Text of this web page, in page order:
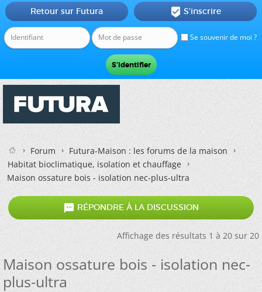
Se souvenir de moi ?
Retour sur Futura  S'inscrire
Forum
Futura-Maison : les forums de la maison
Habitat bioclimatique, isolation et chauffage
Maison ossature bois - isolation nec-plus-ultra
 RÉPONDRE À LA DISCUSSION
Affichage des résultats 1 à 20 sur 20
Maison ossature bois - isolation nec-
plus-ultra